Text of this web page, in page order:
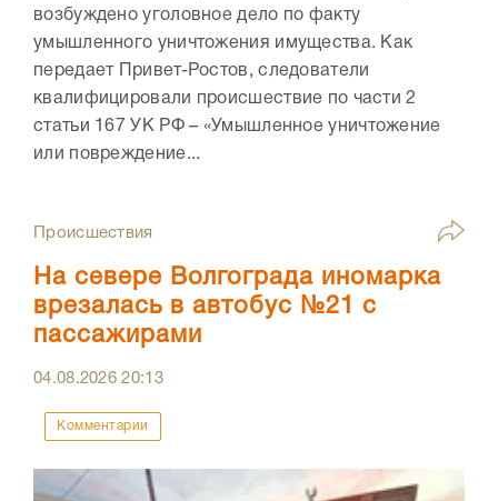
возбуждено уголовное дело по факту
умышленного уничтожения имущества. Как
передает Привет-Ростов, следователи
квалифицировали происшествие по части 2
статьи 167 УК РФ – «Умышленное уничтожение
или повреждение...
Происшествия
На севере Волгограда иномарка
врезалась в автобус №21 с
пассажирами
04.08.202620:13
Комментарии